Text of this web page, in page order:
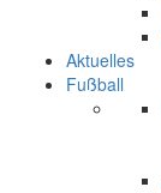
Aktuelles
Fußball